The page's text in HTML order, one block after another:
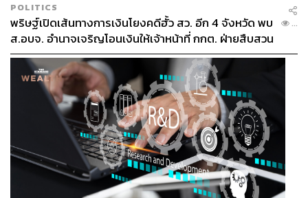
POLITICS
พริษฐ์เปิดเส้นทางการเงินโยงคดีฮั้ว สว. อีก 4 จังหวัด พบ
ส.อบจ. อำนาจเจริญโอนเงินให้เจ้าหน้าที่ กกต. ฝ่ายสืบสวน
...